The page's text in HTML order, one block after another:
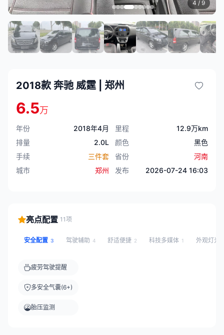
4 / 9
2018款 奔驰 威霆 | 郑州
6.5万
年份 2018年4月 里程
12.9万km
排量
2.0L 颜色
黑色
手续
三件套 省份
河南
城市
郑州 发布 2026-07-24 16:03
亮点配置 11项
安全配置 3 驾驶辅助 4 舒适便捷 2 科技多媒体 1 外观灯光
疲劳驾驶提醒
多安全气囊(6+)
胎压监测